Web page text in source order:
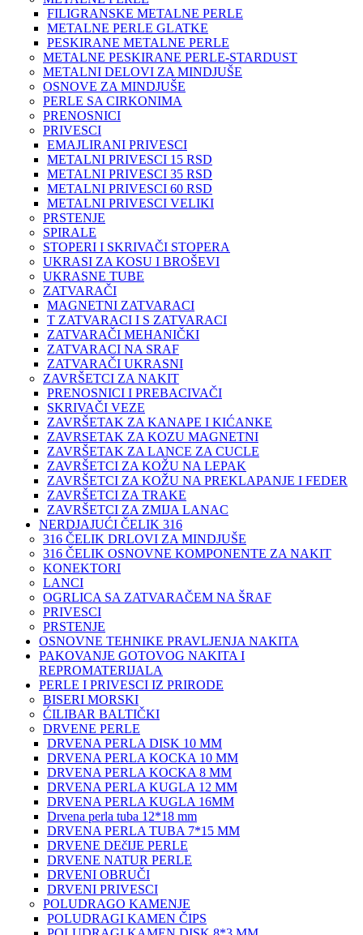
FILIGRANSKE METALNE PERLE
METALNE PERLE GLATKE
PESKIRANE METALNE PERLE
METALNE PESKIRANE PERLE-STARDUST
METALNI DELOVI ZA MINDJUŠE
OSNOVE ZA MINDJUŠE
PERLE SA CIRKONIMA
PRENOSNICI
PRIVESCI
EMAJLIRANI PRIVESCI
METALNI PRIVESCI 15 RSD
METALNI PRIVESCI 35 RSD
METALNI PRIVESCI 60 RSD
METALNI PRIVESCI VELIKI
PRSTENJE
SPIRALE
STOPERI I SKRIVAČI STOPERA
UKRASI ZA KOSU I BROŠEVI
UKRASNE TUBE
ZATVARAČI
MAGNETNI ZATVARACI
T ZATVARACI I S ZATVARACI
ZATVARAČI MEHANIČKI
ZATVARACI NA SRAF
ZATVARAČI UKRASNI
ZAVRŠETCI ZA NAKIT
PRENOSNICI I PREBACIVAČI
SKRIVAČI VEZE
ZAVRŠETAK ZA KANAPE I KIĆANKE
ZAVRSETAK ZA KOZU MAGNETNI
ZAVRŠETAK ZA LANCE ZA CUCLE
ZAVRŠETCI ZA KOŽU NA LEPAK
ZAVRŠETCI ZA KOŽU NA PREKLAPANJE I FEDER
ZAVRŠETCI ZA TRAKE
ZAVRŠETCI ZA ZMIJA LANAC
NERDJAJUĆI ČELIK 316
316 ČELIK DRLOVI ZA MINDJUŠE
316 ČELIK OSNOVNE KOMPONENTE ZA NAKIT
KONEKTORI
LANCI
OGRLICA SA ZATVARAČEM NA ŠRAF
PRIVESCI
PRSTENJE
OSNOVNE TEHNIKE PRAVLJENJA NAKITA
PAKOVANJE GOTOVOG NAKITA I
REPROMATERIJALA
PERLE I PRIVESCI IZ PRIRODE
BISERI MORSKI
ĆILIBAR BALTIČKI
DRVENE PERLE
DRVENA PERLA DISK 10 MM
DRVENA PERLA KOCKA 10 MM
DRVENA PERLA KOCKA 8 MM
DRVENA PERLA KUGLA 12 MM
DRVENA PERLA KUGLA 16MM
Drvena perla tuba 12*18 mm
DRVENA PERLA TUBA 7*15 MM
DRVENE DEčIJE PERLE
DRVENE NATUR PERLE
DRVENI OBRUČI
DRVENI PRIVESCI
POLUDRAGO KAMENJE
POLUDRAGI KAMEN ČIPS